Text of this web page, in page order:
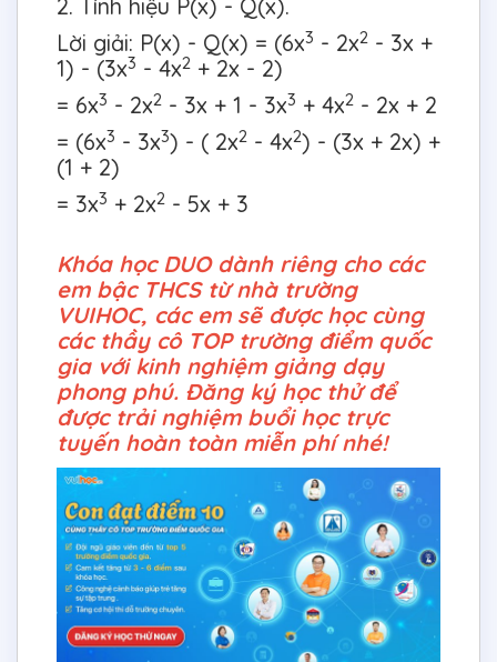
2. Tính hiệu P(x) - Q(x).
Lời giải: P(x) - Q(x) = (6x3 - 2x2 - 3x +
1) - (3x3 - 4x2 + 2x - 2)
= 6x3 - 2x2 - 3x + 1 - 3x3 + 4x2 - 2x + 2
= (6x3 - 3x3) - ( 2x2 - 4x2) - (3x + 2x) +
(1 + 2)
= 3x3 + 2x2 - 5x + 3
Khóa học DUO dành riêng cho các
em bậc THCS từ nhà trường
VUIHOC, các em sẽ được học cùng
các thầy cô TOP trường điểm quốc
gia với kinh nghiệm giảng dạy
phong phú. Đăng ký học thử để
được trải nghiệm buổi học trực
tuyến hoàn toàn miễn phí nhé!